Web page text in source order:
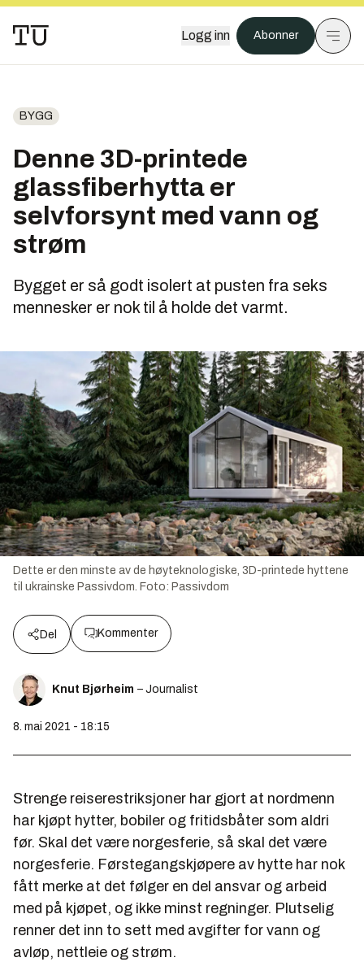
Logg inn Abonner
BYGG
Denne 3D-printede
glassfiberhytta er
selvforsynt med vann og
strøm
Bygget er så godt isolert at pusten fra seks
mennesker er nok til å holde det varmt.
Dette er den minste av de høyteknologiske, 3D-printede hyttene
til ukrainske Passivdom. Foto: Passivdom
Del Kommenter
Knut Bjørheim – Journalist
8. mai 2021 - 18:15
Strenge reiserestriksjoner har gjort at nordmenn
har kjøpt hytter, bobiler og fritidsbåter som aldri
før. Skal det være norgesferie, så skal det være
norgesferie. Førstegangskjøpere av hytte har nok
fått merke at det følger en del ansvar og arbeid
med på kjøpet, og ikke minst regninger. Plutselig
renner det inn to sett med avgifter for vann og
avløp, nettleie og strøm.